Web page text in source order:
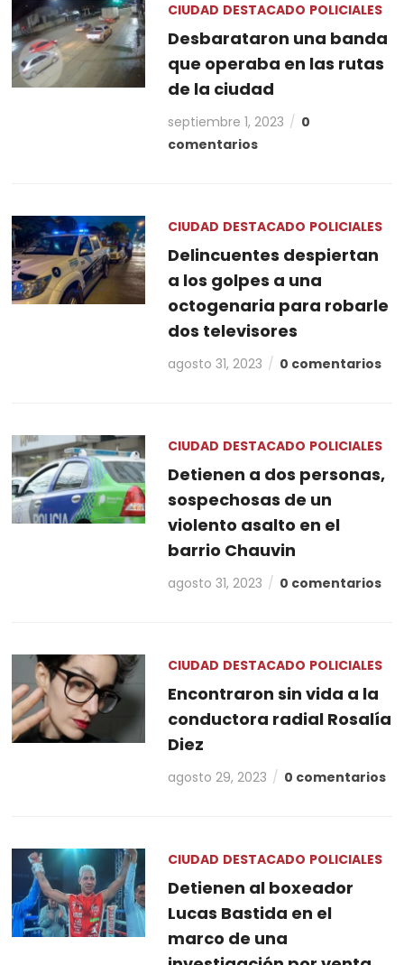
CIUDAD DESTACADO POLICIALES
Desbarataron una banda
que operaba en las rutas
de la ciudad
septiembre 1, 2023
0
comentarios
CIUDAD DESTACADO POLICIALES
Delincuentes despiertan
a los golpes a una
octogenaria para robarle
dos televisores
agosto 31, 2023 0 comentarios
CIUDAD DESTACADO POLICIALES
Detienen a dos personas,
sospechosas de un
violento asalto en el
barrio Chauvin
agosto 31, 2023 0 comentarios
CIUDAD DESTACADO POLICIALES
Encontraron sin vida a la
conductora radial Rosalía
Diez
agosto 29, 2023 0 comentarios
CIUDAD DESTACADO POLICIALES
Detienen al boxeador
Lucas Bastida en el
marco de una